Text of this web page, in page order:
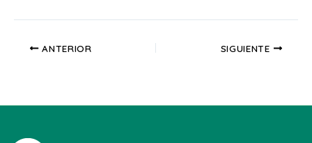
ANTERIOR SIGUIENTE